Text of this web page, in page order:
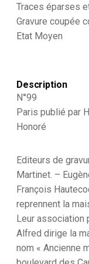
-
-
Traces éparses
Gravure coupée
Etat Moyen
Description
N°99
Paris publié par
Honoré
Editeurs de
Martinet. –
François
reprennent la
Leur association
Alfred dirige la
nom « Ancienne